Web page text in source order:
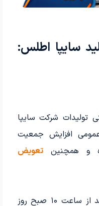
سایپا اطلس:
تولیدات شرکت سایپا
افزایش جمعیت
و همچنینتعویض
متقاضیان طرح معمولی می‌توانند از ساعت ۱۰ صبح روز